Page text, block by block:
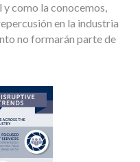
como la conocemos,
en la industria
no formarán parte de